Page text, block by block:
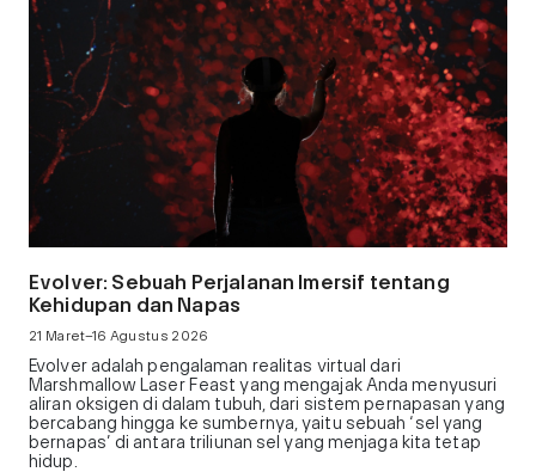
Evolver: Sebuah Perjalanan Imersif tentang
Kehidupan dan Napas
21 Maret–16 Agustus 2026
Evolver adalah pengalaman realitas virtual dari
Marshmallow Laser Feast yang mengajak Anda menyusuri
aliran oksigen di dalam tubuh, dari sistem pernapasan yang
bercabang hingga ke sumbernya, yaitu sebuah ‘sel yang
bernapas’ di antara triliunan sel yang menjaga kita tetap
hidup.